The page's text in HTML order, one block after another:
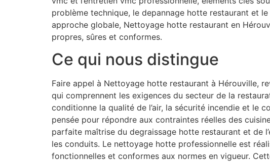
problème technique, le depannage hotte restaurant et
approche globale, Nettoyage hotte restaurant en
propres, sûres et conformes.
Ce qui nous distingue
Faire appel à Nettoyage hotte restaurant à Hérouville,
qui comprennent les exigences du secteur de la
conditionne la qualité de l’air, la sécurité incendie et le
pensée pour répondre aux contraintes réelles des
parfaite maîtrise du degraissage hotte restaurant et de
les conduits. Le nettoyage hotte professionnelle est
fonctionnelles et conformes aux normes en vigueur.